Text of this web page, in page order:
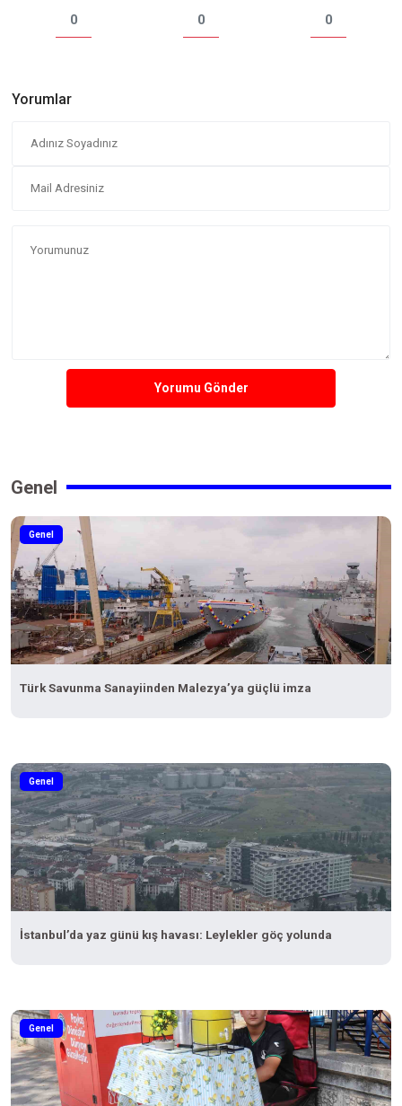
0 0 0
Yorumlar
Yorumu Gönder
Genel
Genel
Türk Savunma Sanayiinden Malezya’ya güçlü imza
Genel
İstanbul’da yaz günü kış havası: Leylekler göç yolunda
Genel